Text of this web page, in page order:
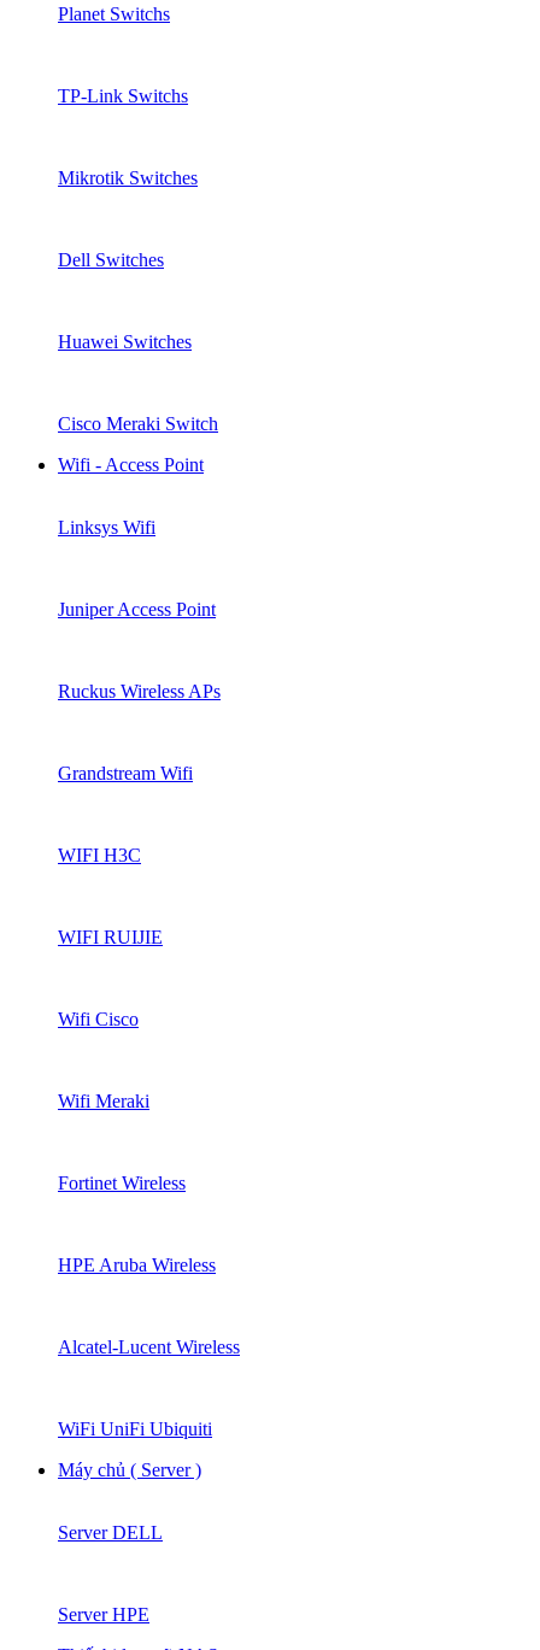
Planet Switchs
TP-Link Switchs
Mikrotik Switches
Dell Switches
Huawei Switches
Cisco Meraki Switch
Wifi - Access Point
Linksys Wifi
Juniper Access Point
Ruckus Wireless APs
Grandstream Wifi
WIFI H3C
WIFI RUIJIE
Wifi Cisco
Wifi Meraki
Fortinet Wireless
HPE Aruba Wireless
Alcatel-Lucent Wireless
WiFi UniFi Ubiquiti
Máy chủ ( Server )
Server DELL
Server HPE